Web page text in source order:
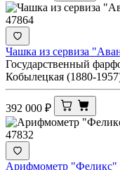
47864
Чашка из сервиза
Государственный
Кобылецкая (1880-
392 000 ₽
47832
Арифмометр "Феликс"